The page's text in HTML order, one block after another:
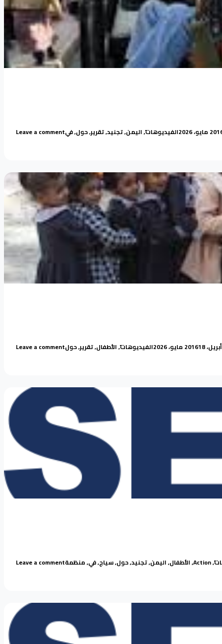
Posted in
الفيديوهاتTags:
,اليمن,تجنيد,تقرير,حول,فيLeave a comment
18 مايو، 2026 Posted in
الفيديوهاتTags:
,الأطفال,تقرير,حولLeave a comment
Tags:
,
Action
,الأطفال,اليمن,تجنيد,حول,سياج,في,منظمةLeave a comment